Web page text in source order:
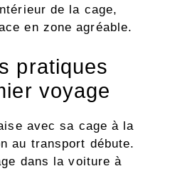
de la cage,
en zone agréable.
pratiques
voyage
avec sa cage à la
au transport débute.
dans la voiture à